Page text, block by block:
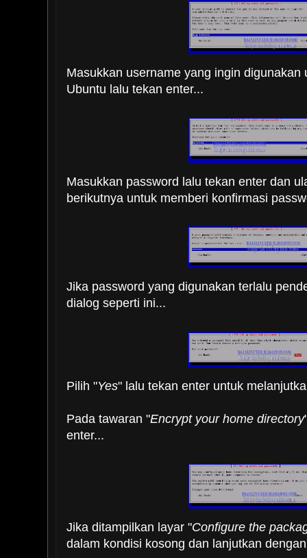
Masukkan username yang ingin digunakan
Ubuntu lalu tekan enter...
Masukkan password lalu tekan enter dan
berikutnya untuk memberi konfirmasi
Jika password yang digunakan terlalu
dialog seperti ini...
Pilih "Yes" lalu tekan enter untuk
Pada tawaran "Encrypt your home directory
enter...
Jika ditampilkan layar "Configure the
dalam kondisi kosong dan lanjutkan